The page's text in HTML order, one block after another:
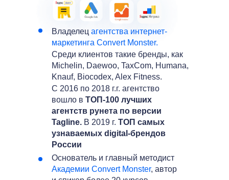
Владелец агентства интернет-
маркетинга Convert Monster.
Среди клиентов такие бренды, как
Michelin, Daewoo, TaxCom, Humana,
Knauf, Biocodex, Alex Fitness.
C 2016 по 2018 г.г. агентство
вошло в ТОП-100 лучших
агентств рунета по версии
Tagline. В 2019 г. ТОП самых
узнаваемых digital-брендов
России
Основатель и главный методист
Академии Convert Monster, автор